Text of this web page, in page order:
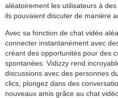
aléatoirement les utilisateurs à
ils pouvaient discuter de manière
Avec sa fonction de chat vidéo
connecter instantanément avec
créant des opportunités pour des
spontanées. Vidizzy rend
discussions avec des personnes
clics, plongez dans des
nouveaux amis grâce au chat